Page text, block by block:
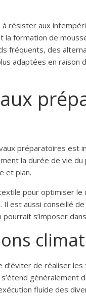
résister aux
formation de
fréquents, des
adaptées en
préparatoires est
la durée de vie
et plan.
pour optimiser le
est aussi conseillé
s’imposer
de réaliser les
généralement
fluide des